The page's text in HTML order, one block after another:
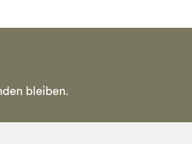
bleiben.